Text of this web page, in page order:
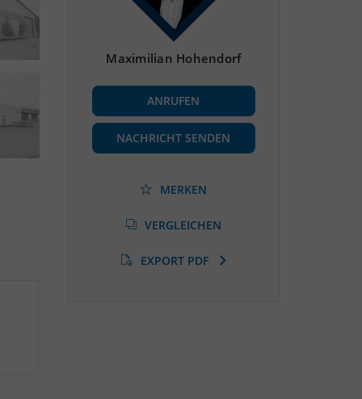
Maximilian Hohendorf
ANRUFEN
NACHRICHT SENDEN
MERKEN
VERGLEICHEN
EXPORT PDF